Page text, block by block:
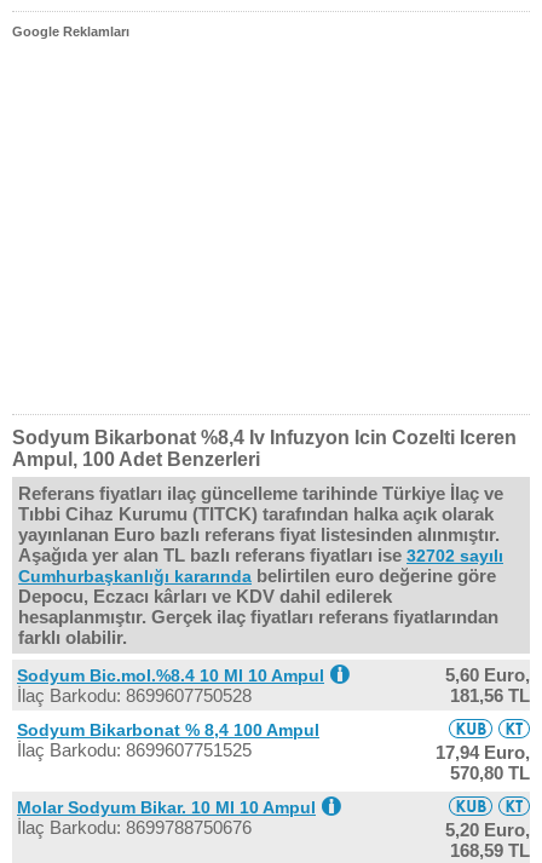
Google Reklamları
Sodyum Bikarbonat %8,4 Iv Infuzyon Icin Cozelti Iceren
Ampul, 100 Adet Benzerleri
Referans fiyatları ilaç güncelleme tarihinde Türkiye İlaç ve
Tıbbi Cihaz Kurumu (TITCK) tarafından halka açık olarak
yayınlanan Euro bazlı referans fiyat listesinden alınmıştır.
Aşağıda yer alan TL bazlı referans fiyatları ise 32702 sayılı
Cumhurbaşkanlığı kararında belirtilen euro değerine göre
Depocu, Eczacı kârları ve KDV dahil edilerek
hesaplanmıştır. Gerçek ilaç fiyatları referans fiyatlarından
farklı olabilir.
Sodyum Bic.mol.%8.4 10 Ml 10 Ampul
İlaç Barkodu: 8699607750528
5,60 Euro,
181,56 TL
Sodyum Bikarbonat % 8,4 100 Ampul
İlaç Barkodu: 8699607751525
17,94 Euro,
570,80 TL
Molar Sodyum Bikar. 10 Ml 10 Ampul
İlaç Barkodu: 8699788750676
5,20 Euro,
168,59 TL